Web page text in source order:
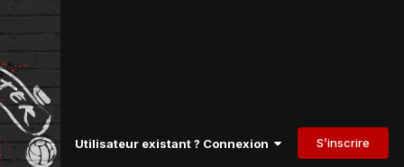
Utilisateur existant ? Connexion S’inscrire